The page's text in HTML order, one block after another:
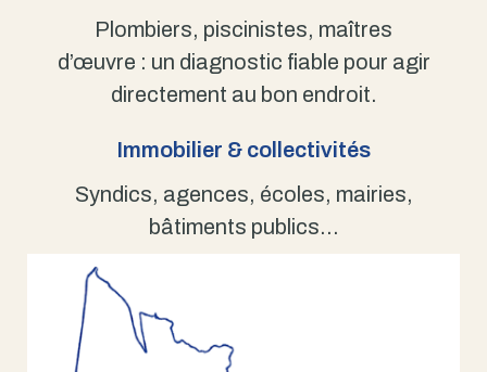
Plombiers, piscinistes, maîtres
d’œuvre : un diagnostic fiable pour agir
directement au bon endroit.
Immobilier & collectivités
Syndics, agences, écoles, mairies,
bâtiments publics…